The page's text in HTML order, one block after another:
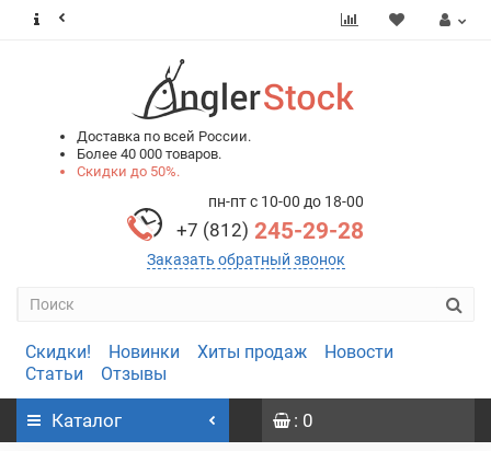
Доставка по всей России.
Более 40 000 товаров.
Скидки до 50%.
пн-пт с 10-00 до 18-00
+7 (812) 245-29-28
Заказать обратный звонок
Скидки! Новинки Хиты продаж
Новости
Статьи
Отзывы
Каталог : 0